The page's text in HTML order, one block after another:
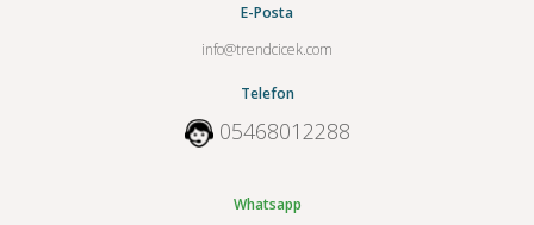
E-Posta
info@trendcicek.com
Telefon
05468012288
Whatsapp